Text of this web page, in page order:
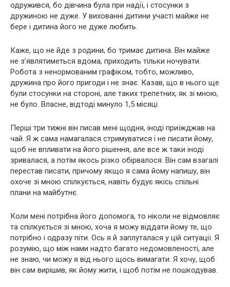
одружився, бо дівчина була при надії, і стосунки з
дружиною не дуже. У вихованні дитини участі майже не
бере і дитина його не дуже любить.
Каже, що не йде з родини, бо тримає дитина. Він майже
не з’являтиметься вдома, приходить тільки ночувати.
Робота з ненормованим графіком, тобто, можливо,
дружина про його пригоди і не знає. Казав, що в нього ще
були стосунки на стороні, але таких трепетних, як зі мною,
не було. Власне, відтоді минуло 1,5 місяці.
Перші три тижні він писав мені щодня, іноді приїжджав на
чай. Я ж сама намагалася стримуватися і не писати йому,
щоб не впливати на його рішення, але все ж таки іноді
зривалася, а потім якось різко обірвалося. Він сам взагалі
перестав писати, причому якщо я сама йому напишу, він
охоче зі мною спілкується, навіть будує якісь спільні
плани на майбутнє.
Коли мені потрібна його допомога, то ніколи не відмовляє
та спілкується зі мною, хоча я можу віддати йому те, що
потрібно і одразу піти. Ось я й заплуталася у цій ситуації. Я
розумію, що між нами надто багато недомовленості, але
не знаю, чи можу я від нього щось вимагати. Я хочу, щоб
він сам вирішив, як йому жити, і щоб потім не пошкодував.